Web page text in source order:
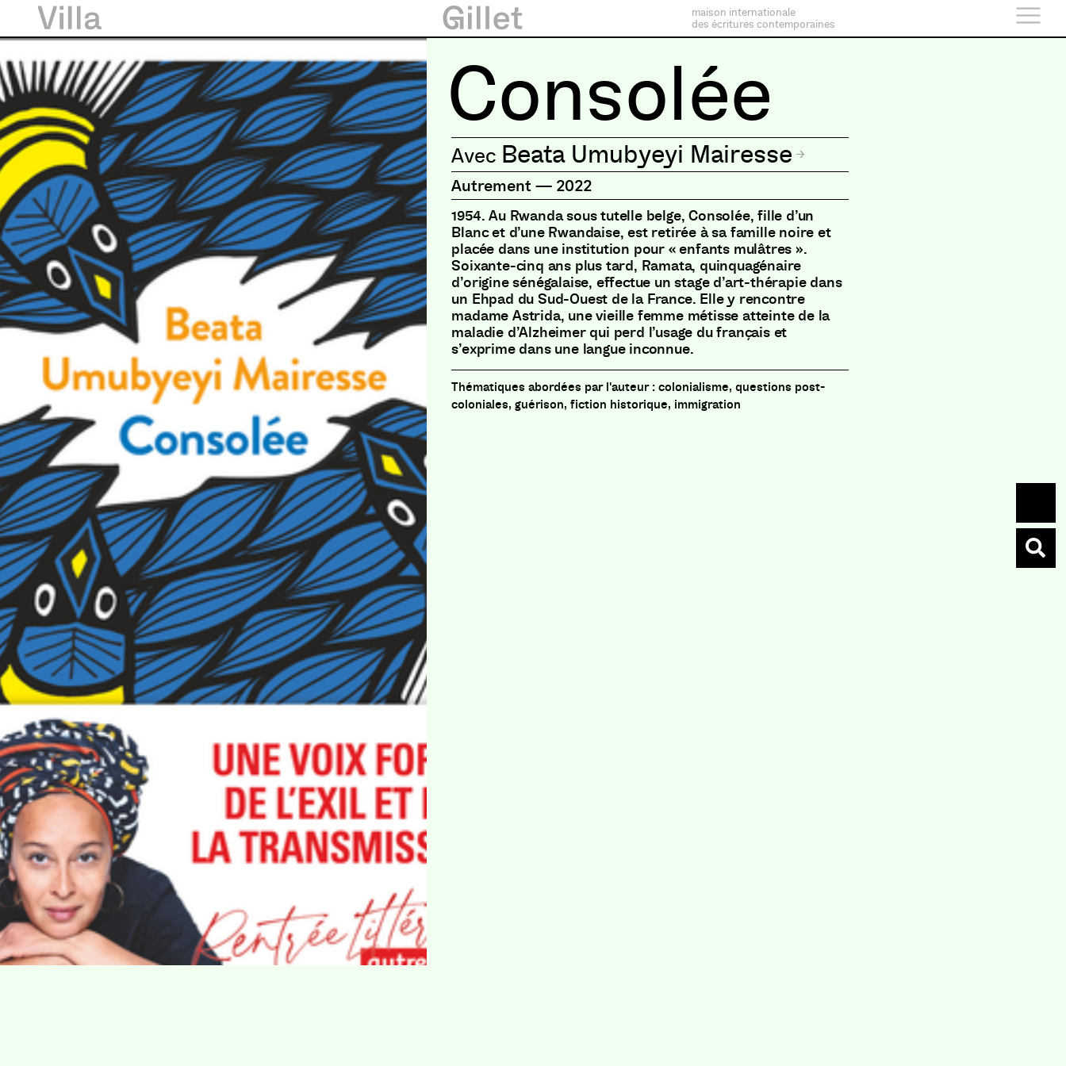
maison internationale
des écritures contemporaines
Consolée
Beata Umubyeyi Mairesse
Autrement — 2022
1954. Au Rwanda sous tutelle belge, Consolée, fille d’un
Blanc et d’une Rwandaise, est retirée à sa famille noire et
placée dans une institution pour « enfants mulâtres ».
Soixante-cinq ans plus tard, Ramata, quinquagénaire
d’origine sénégalaise, effectue un stage d’art-thérapie dans
un Ehpad du Sud-Ouest de la France. Elle y rencontre
madame Astrida, une vieille femme métisse atteinte de la
maladie d’Alzheimer qui perd l’usage du français et
s’exprime dans une langue inconnue.
colonialisme, questions post-
coloniales, guérison, fiction historique, immigration